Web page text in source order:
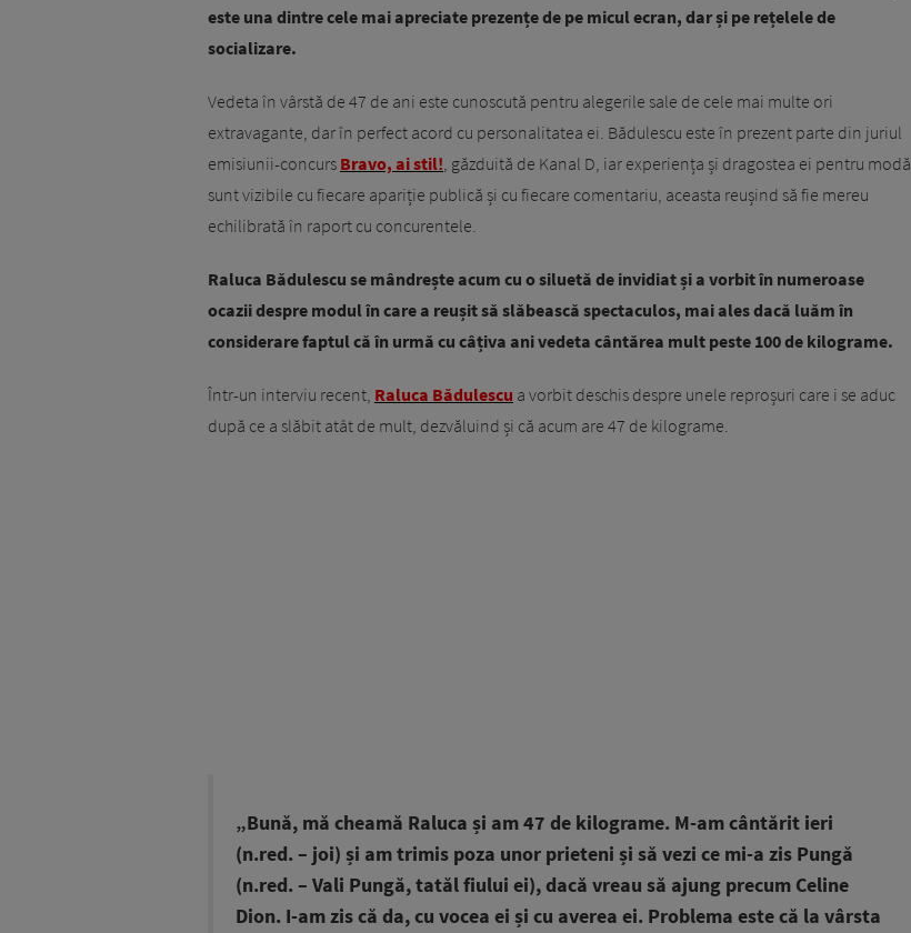
este una dintre cele mai apreciate prezențe de pe micul ecran, dar și pe rețelele de
socializare.
Vedeta în vârstă de 47 de ani este cunoscută pentru alegerile sale de cele mai multe ori
extravagante, dar în perfect acord cu personalitatea ei. Bădulescu este în prezent parte din juriul
emisiunii-concurs Bravo, ai stil!, găzduită de Kanal D, iar experiența și dragostea ei pentru modă
sunt vizibile cu fiecare apariție publică și cu fiecare comentariu, aceasta reușind să fie mereu
echilibrată în raport cu concurentele.
Raluca Bădulescu se mândrește acum cu o siluetă de invidiat și a vorbit în numeroase
ocazii despre modul în care a reușit să slăbească spectaculos, mai ales dacă luăm în
considerare faptul că în urmă cu câțiva ani vedeta cântărea mult peste 100 de kilograme.
Într-un interviu recent, Raluca Bădulescu a vorbit deschis despre unele reproșuri care i se aduc
după ce a slăbit atât de mult, dezvăluind și că acum are 47 de kilograme.
„Bună, mă cheamă Raluca și am 47 de kilograme. M-am cântărit ieri
(n.red. – joi) și am trimis poza unor prieteni și să vezi ce mi-a zis Pungă
(n.red. – Vali Pungă, tatăl fiului ei), dacă vreau să ajung precum Celine
Dion. I-am zis că da, cu vocea ei și cu averea ei. Problema este că la vârsta